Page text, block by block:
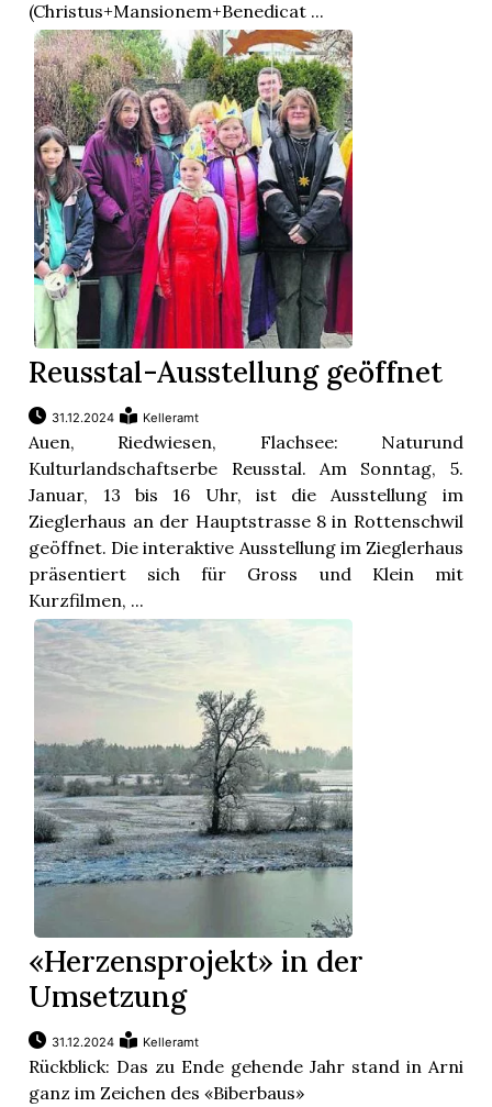
(Christus+Mansionem+Benedicat ...
Reusstal-Ausstellung geöffnet
31.12.2024 Kelleramt
Auen, Riedwiesen, Flachsee: Naturund
Kulturlandschaftserbe Reusstal. Am Sonntag, 5.
Januar, 13 bis 16 Uhr, ist die Ausstellung im
Zieglerhaus an der Hauptstrasse 8 in Rottenschwil
geöffnet. Die interaktive Ausstellung im Zieglerhaus
präsentiert sich für Gross und Klein mit
Kurzfilmen, ...
«Herzensprojekt» in der
Umsetzung
31.12.2024 Kelleramt
Rückblick: Das zu Ende gehende Jahr stand in Arni
ganz im Zeichen des «Biberbaus»